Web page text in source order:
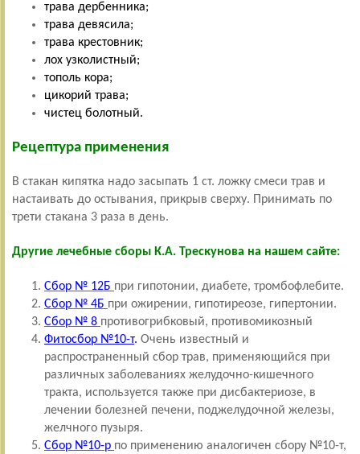
трава дербенника;
трава девясила;
трава крестовник;
лох узколистный;
тополь кора;
цикорий трава;
чистец болотный.
Рецептура применения
В стакан кипятка надо засыпать 1 ст. ложку смеси трав и
настаивать до остывания, прикрыв сверху. Принимать по
трети стакана 3 раза в день.
Другие лечебные сборы К.А. Трескунова на нашем сайте:
Сбор № 12Б при гипотонии, диабете, тромбофлебите.
Сбор № 4Б при ожирении, гипотиреозе, гипертонии.
Сбор № 8 противогрибковый, противомикозный
Фитосбор №10-т. Очень известный и
распространенный сбор трав, применяющийся при
различных заболеваниях желудочно-кишечного
тракта, используется также при дисбактериозе, в
лечении болезней печени, поджелудочной железы,
желчного пузыря.
Сбор №10-р по применению аналогичен сбору №10-т,